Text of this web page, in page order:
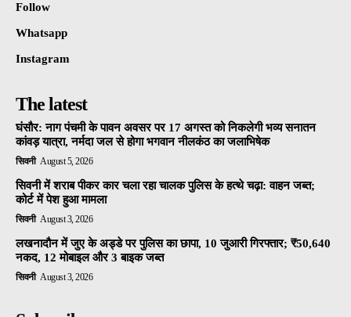
Follow
Whatsapp
Instagram
The latest
घंसौर: नाग पंचमी के पावन अवसर पर 17 अगस्त को निकलेगी भव्य सनातन
कांवड़ यात्रा, नर्मदा जल से होगा भगवान नीलकंठ का जलाभिषेक
सिवनी August 5, 2026
सिवनी में शराब पीकर कार चला रहा चालक पुलिस के हत्थे चढ़ा: वाहन जब्त;
कोर्ट में पेश हुआ मामला
सिवनी August 3, 2026
लखनादौन में जुए के अड्डे पर पुलिस का छापा, 10 जुआरी गिरफ्तार; ₹50,640
नकद, 12 मोबाइल और 3 बाइक जब्त
सिवनी August 3, 2026